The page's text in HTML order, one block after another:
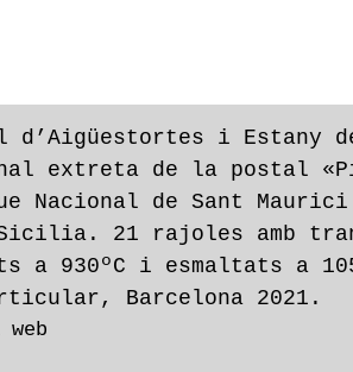
d’Aigüestortes i Estany
extreta de la postal
Nacional de Sant
Sicilia. 21 rajoles amb
a 930ºC i esmaltats a
Barcelona 2021.